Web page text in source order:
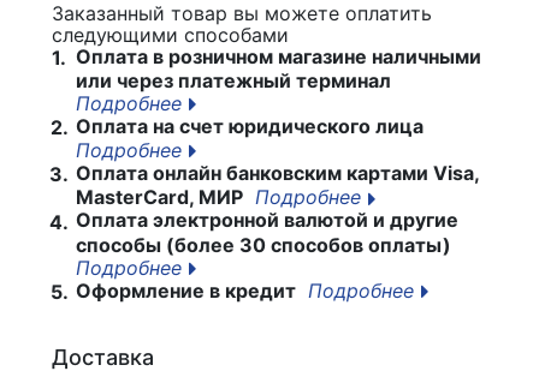
Заказанный товар вы можете оплатить
следующими способами
1. Оплата в розничном магазине наличными
или через платежный терминал
Подробнее
2. Оплата на счет юридического лица
Подробнее
3. Оплата онлайн банковским картами Visa,
MasterCard, МИР Подробнее
4. Оплата электронной валютой и другие
способы (более 30 способов оплаты)
Подробнее
5. Оформление в кредит Подробнее
Доставка